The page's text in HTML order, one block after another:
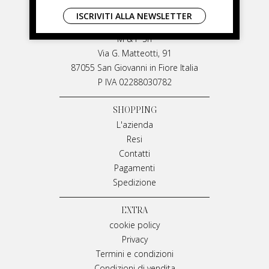
LIVIANA MIRARCHI
M & P Srl
Via G. Matteotti, 91
87055 San Giovanni in Fiore Italia
P IVA 02288030782
SHOPPING
L'azienda
Resi
Contatti
Pagamenti
Spedizione
EXTRA
cookie policy
Privacy
Termini e condizioni
ISCRIVITI ALLA NEWSLETTER